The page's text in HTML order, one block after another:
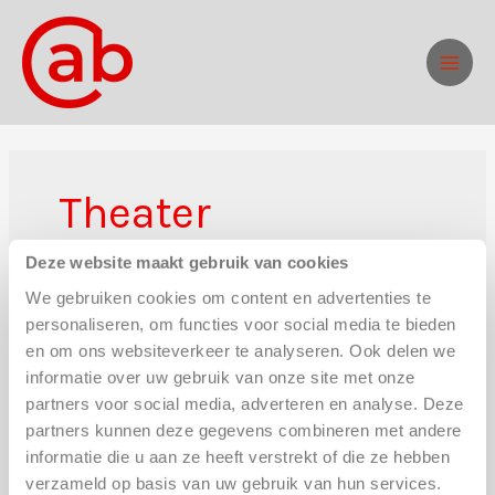
Deze website maakt gebruik van cookies
We gebruiken cookies om content en advertenties te
personaliseren, om functies voor social media te bieden
en om ons websiteverkeer te analyseren. Ook delen we
informatie over uw gebruik van onze site met onze
partners voor social media, adverteren en analyse. Deze
partners kunnen deze gegevens combineren met andere
informatie die u aan ze heeft verstrekt of die ze hebben
verzameld op basis van uw gebruik van hun services.
naar
inhoud
Theater